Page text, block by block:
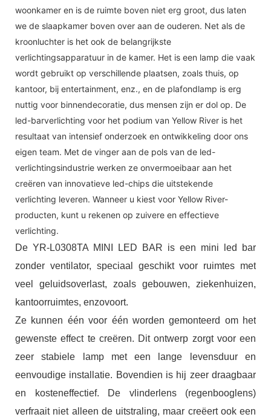
woonkamer en is de ruimte boven niet erg groot, dus laten
we de slaapkamer boven over aan de ouderen. Net als de
kroonluchter is het ook de belangrijkste
verlichtingsapparatuur in de kamer. Het is een lamp die vaak
wordt gebruikt op verschillende plaatsen, zoals thuis, op
kantoor, bij entertainment, enz., en de plafondlamp is erg
nuttig voor binnendecoratie, dus mensen zijn er dol op. De
led-barverlichting voor het podium van Yellow River is het
resultaat van intensief onderzoek en ontwikkeling door ons
eigen team. Met de vinger aan de pols van de led-
verlichtingsindustrie werken ze onvermoeibaar aan het
creëren van innovatieve led-chips die uitstekende
verlichting leveren. Wanneer u kiest voor Yellow River-
producten, kunt u rekenen op zuivere en effectieve
verlichting.
De YR-L0308TA MINI LED BAR is een mini led bar
zonder ventilator, speciaal geschikt voor ruimtes met
veel geluidsoverlast, zoals gebouwen, ziekenhuizen,
kantoorruimtes, enzovoort.
Ze kunnen één voor één worden gemonteerd om het
gewenste effect te creëren. Dit ontwerp zorgt voor een
zeer stabiele lamp met een lange levensduur en
eenvoudige installatie. Bovendien is hij zeer draagbaar
en kosteneffectief. De vlinderlens (regenbooglens)
verfraait niet alleen de uitstraling, maar creëert ook een